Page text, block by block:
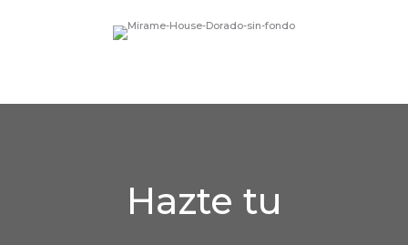
Hazte tu